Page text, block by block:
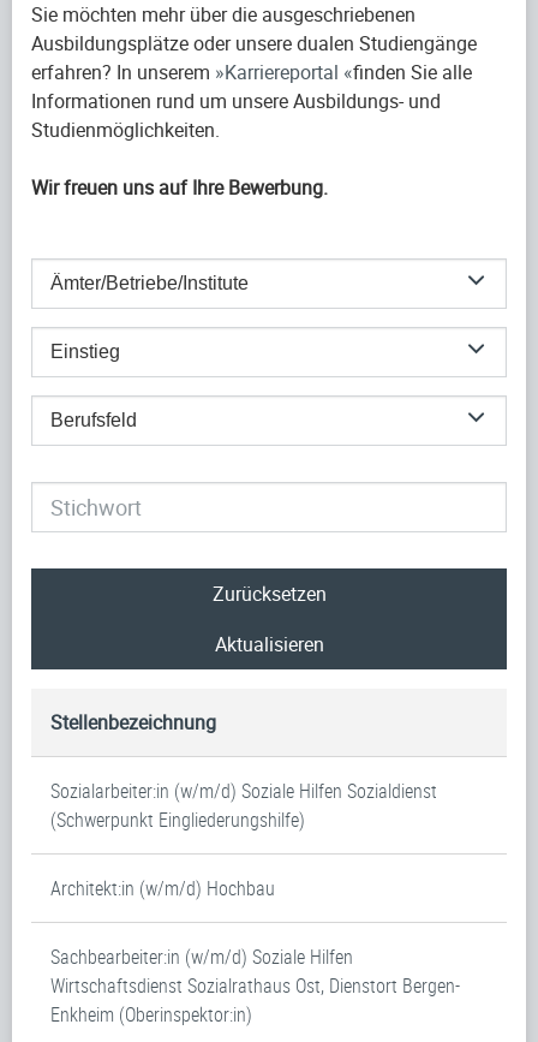
Sie möchten mehr über die ausgeschriebenen
Ausbildungsplätze oder unsere dualen Studiengänge
erfahren? In unserem
Karriereportal finden Sie alle
Informationen rund um unsere Ausbildungs- und
Studienmöglichkeiten.
Wir freuen uns auf Ihre Bewerbung.
Ämter/Betriebe/Institute
Einstieg
Berufsfeld
Zurücksetzen
Aktualisieren
Stellenbezeichnung
Sozialarbeiter:in (w/m/d) Soziale Hilfen Sozialdienst
(Schwerpunkt Eingliederungshilfe)
Architekt:in (w/m/d) Hochbau
Sachbearbeiter:in (w/m/d) Soziale Hilfen
Wirtschaftsdienst Sozialrathaus Ost, Dienstort Bergen-
Enkheim (Oberinspektor:in)